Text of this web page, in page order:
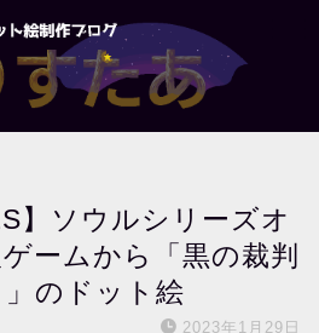
】ソウルシリーズオ
ームから「黒の裁判
のドット絵
2023年1月29日